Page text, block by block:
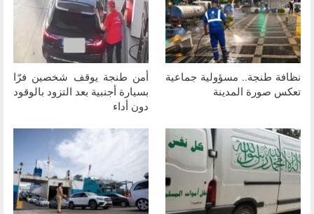
نظافة طنجة.. مسؤولية جماعية
تعكس صورة المدينة
أمن طنجة يوقف شخصين فرّا
بسيارة أجنبية بعد التزود بالوقود
دون أداء